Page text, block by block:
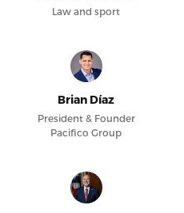
Law and sport
Brian Díaz
President & Founder
Pacifico Group